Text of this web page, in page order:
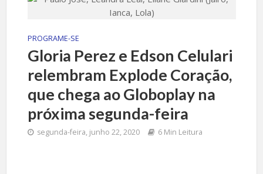
PROGRAME-SE
Gloria Perez e Edson Celulari
relembram Explode Coração,
que chega ao Globoplay na
próxima segunda-feira
segunda-feira, junho 22, 2020 6 Min Leitura